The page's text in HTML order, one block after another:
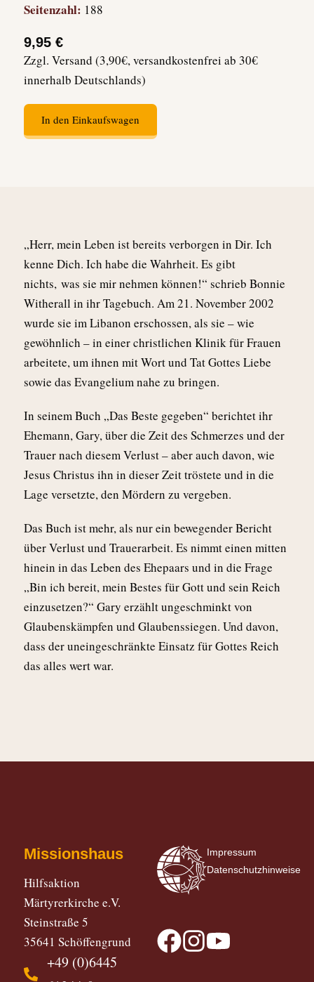
Seitenzahl: 188
9,95 €
Zzgl. Versand (3,90€, versandkostenfrei ab 30€
innerhalb Deutschlands)
In den Einkaufswagen
„Herr, mein Leben ist bereits verborgen in Dir. Ich
kenne Dich. Ich habe die Wahrheit. Es gibt
nichts, was sie mir nehmen können!“ schrieb Bonnie
Witherall in ihr Tagebuch. Am 21. November 2002
wurde sie im Libanon erschossen, als sie – wie
gewöhnlich – in einer christlichen Klinik für Frauen
arbeitete, um ihnen mit Wort und Tat Gottes Liebe
sowie das Evangelium nahe zu bringen.
In seinem Buch „Das Beste gegeben“ berichtet ihr
Ehemann, Gary, über die Zeit des Schmerzes und der
Trauer nach diesem Verlust – aber auch davon, wie
Jesus Christus ihn in dieser Zeit tröstete und in die
Lage versetzte, den Mördern zu vergeben.
Das Buch ist mehr, als nur ein bewegender Bericht
über Verlust und Trauerarbeit. Es nimmt einen mitten
hinein in das Leben des Ehepaars und in die Frage
„Bin ich bereit, mein Bestes für Gott und sein Reich
einzusetzen?“ Gary erzählt ungeschminkt von
Glaubenskämpfen und Glaubenssiegen. Und davon,
dass der uneingeschränkte Einsatz für Gottes Reich
das alles wert war.
Missionshaus
Hilfsaktion
Märtyrerkirche e.V.
Steinstraße 5
35641 Schöffengrund
+49 (0)6445
Impressum
Datenschutzhinweise